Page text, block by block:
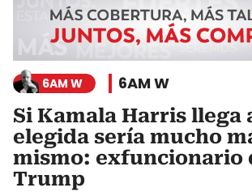
6AM W 6AM W
Si Kamala Harris llega
elegida sería mucho
mismo: exfuncionario
Trump